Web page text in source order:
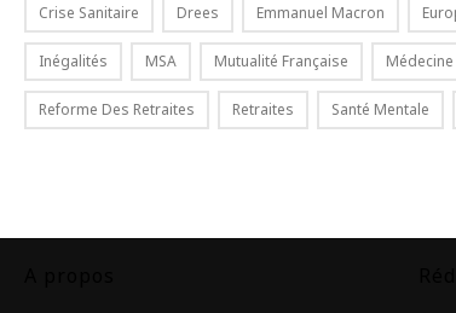
Crise Sanitaire Drees Emmanuel Macron
Inégalités MSA Mutualité Française
Reforme Des Retraites Retraites Santé Mentale